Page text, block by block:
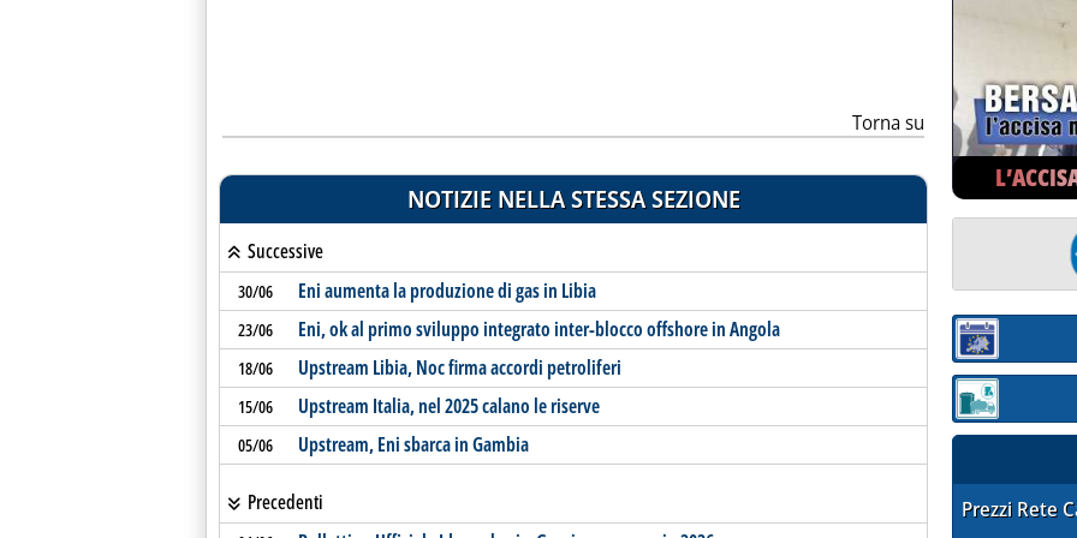
Torna su
NOTIZIE NELLA STESSA SEZIONE
Successive
30/06 Eni aumenta la produzione di gas in Libia
23/06 Eni, ok al primo sviluppo integrato inter-blocco offshore in Angola
18/06 Upstream Libia, Noc firma accordi petroliferi
15/06 Upstream Italia, nel 2025 calano le riserve
05/06 Upstream, Eni sbarca in Gambia
Precedenti
Sezione:
Sezione:
Prezzi Rete